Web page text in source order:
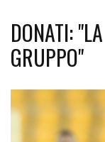
DONATI:
GRUPPO"